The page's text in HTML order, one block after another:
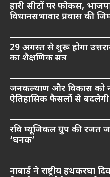
हारी सीटों पर फोकस,
विधानसभावार प्रवास की
29 अगस्त से शुरू होगा
का शैक्षणिक सत्र
जनकल्याण और विकास को
ऐतिहासिक फैसलों से बदलेगी
रवि म्यूजिकल ग्रुप की रजत
‘घनक’
नाबार्ड ने राष्ट्रीय